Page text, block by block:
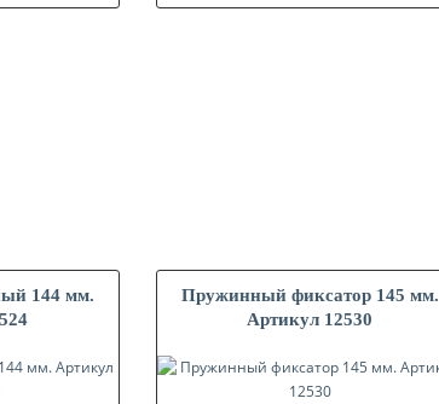
144 мм.
Пружинный фиксатор 145 мм.
Артикул 12530